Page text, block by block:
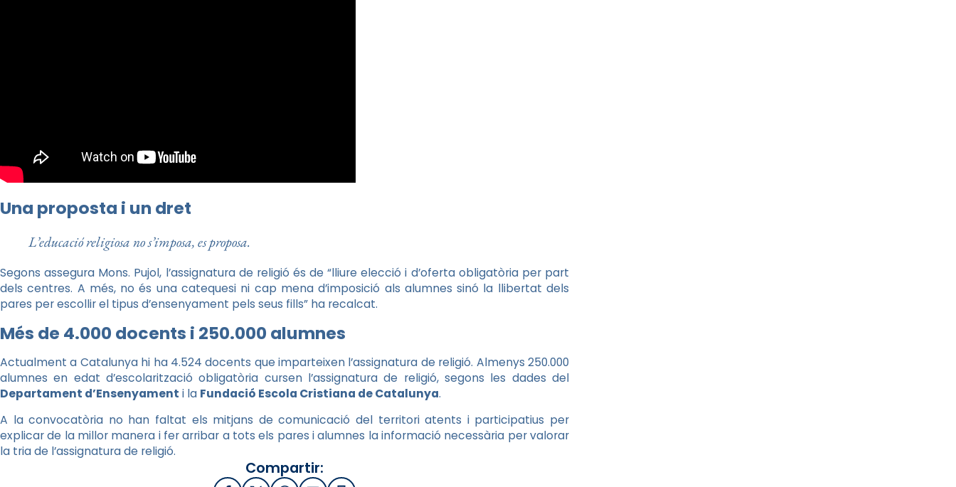
Una proposta i un dret
L’educació religiosa no s’imposa, es proposa.
Segons assegura Mons. Pujol, l’assignatura de religió és de “lliure elecció i d’oferta obligatòria per part
dels centres. A més, no és una catequesi ni cap mena d’imposició als alumnes sinó la llibertat dels
pares per escollir el tipus d’ensenyament pels seus fills” ha recalcat.
Més de 4.000 docents i 250.000 alumnes
Actualment a Catalunya hi ha 4.524 docents que imparteixen l’assignatura de religió. Almenys 250.000
alumnes en edat d’escolarització obligatòria cursen l’assignatura de religió, segons les dades del
Departament d’Ensenyament i la Fundació Escola Cristiana de Catalunya.
A la convocatòria no han faltat els mitjans de comunicació del territori atents i participatius per
explicar de la millor manera i fer arribar a tots els pares i alumnes la informació necessària per valorar
la tria de l’assignatura de religió.
Compartir: